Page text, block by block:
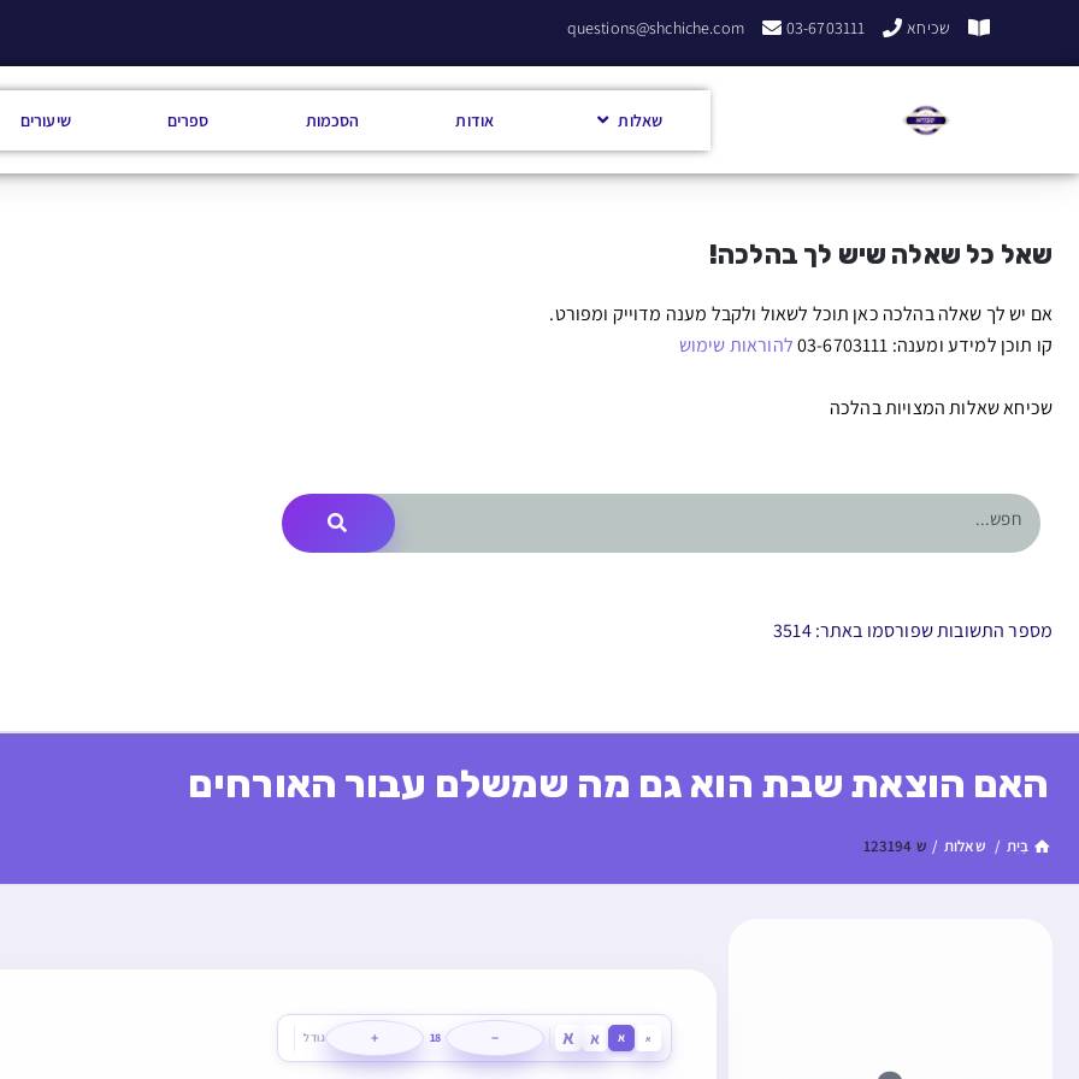
שכיחא 03-6703111
questions@shchiche.com
שאלות אודות הסכמות ספרים שיעורים
שאל כל שאלה שיש לך בהלכה!
אם יש לך שאלה בהלכה כאן תוכל לשאול ולקבל מענה מדוייק ומפורט.
קו תוכן למידע ומענה: 03-6703111
להוראות שימוש
שכיחא שאלות המצויות בהלכה
מספר התשובות שפורסמו באתר: 3514
האם הוצאת שבת הוא גם מה שמשלם עבור האורחים
בַּיִת / שאלות / ש 123194
א א א א −
18
+ גודל